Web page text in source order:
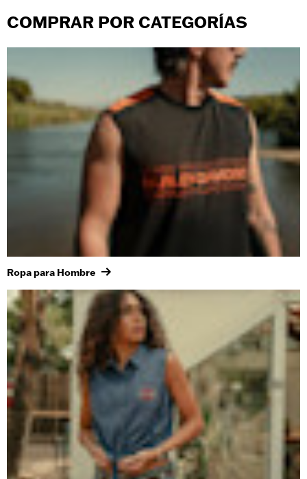
COMPRAR POR CATEGORÍAS
Ropa para Hombre